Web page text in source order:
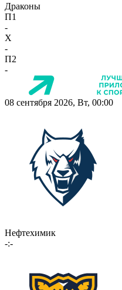
Драконы
П1
-
X
-
П2
-
08 сентября 2026, Вт, 00:00
Нефтехимик
-:-